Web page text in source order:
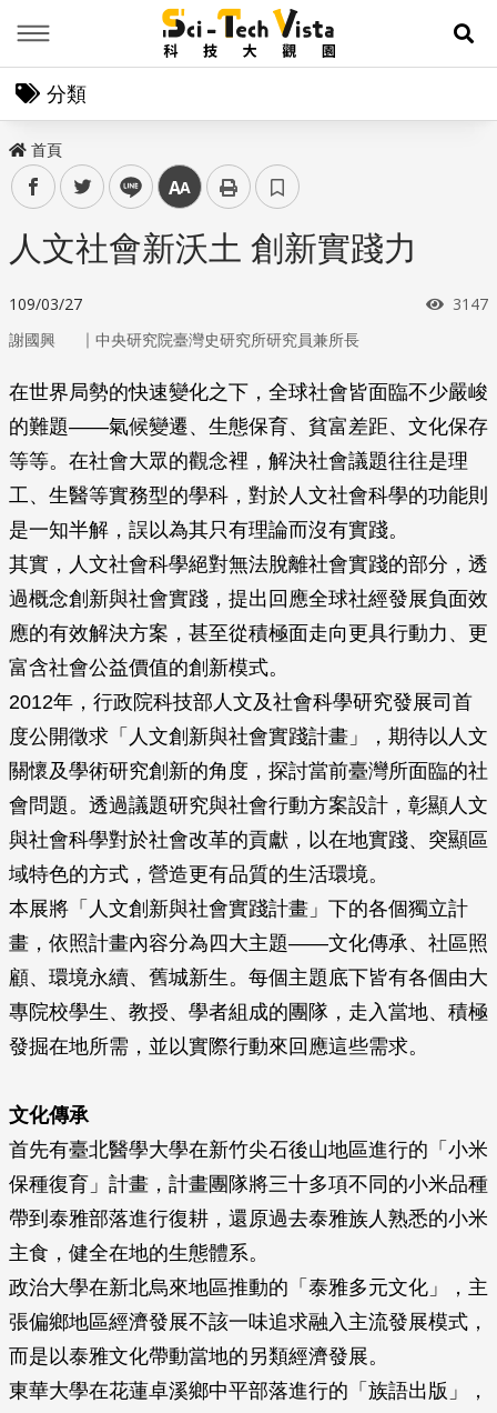
展
分類
首頁
facebooktwitter line 中
人文社會新沃土 創新實踐力
109/03/27 瀏覽
3147
謝國興 ｜ 中央研究院臺灣史研究所研究員兼所長
在世界局勢的快速變化之下，全球社會皆面臨不少嚴峻
的難題——氣候變遷、生態保育、貧富差距、文化保存
等等。在社會大眾的觀念裡，解決社會議題往往是理
工、生醫等實務型的學科，對於人文社會科學的功能則
是一知半解，誤以為其只有理論而沒有實踐。
其實，人文社會科學絕對無法脫離社會實踐的部分，透
過概念創新與社會實踐，提出回應全球社經發展負面效
應的有效解決方案，甚至從積極面走向更具行動力、更
富含社會公益價值的創新模式。
2012年，行政院科技部人文及社會科學研究發展司首
度公開徵求「人文創新與社會實踐計畫」，期待以人文
關懷及學術研究創新的角度，探討當前臺灣所面臨的社
會問題。透過議題研究與社會行動方案設計，彰顯人文
與社會科學對於社會改革的貢獻，以在地實踐、突顯區
域特色的方式，營造更有品質的生活環境。
本展將「人文創新與社會實踐計畫」下的各個獨立計
畫，依照計畫內容分為四大主題——文化傳承、社區照
顧、環境永續、舊城新生。每個主題底下皆有各個由大
專院校學生、教授、學者組成的團隊，走入當地、積極
發掘在地所需，並以實際行動來回應這些需求。
文化傳承
首先有臺北醫學大學在新竹尖石後山地區進行的「小米
保種復育」計畫，計畫團隊將三十多項不同的小米品種
帶到泰雅部落進行復耕，還原過去泰雅族人熟悉的小米
主食，健全在地的生態體系。
政治大學在新北烏來地區推動的「泰雅多元文化」，主
張偏鄉地區經濟發展不該一味追求融入主流發展模式，
而是以泰雅文化帶動當地的另類經濟發展。
東華大學在花蓮卓溪鄉中平部落進行的「族語出版」，